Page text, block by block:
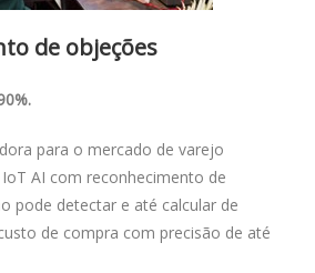
de objeções
para o mercado de varejo
IoT AI com reconhecimento de
pode detectar e até calcular de
de compra com precisão de até